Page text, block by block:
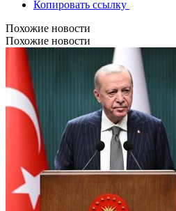
Копировать ссылку
Похожие новости
Похожие новости